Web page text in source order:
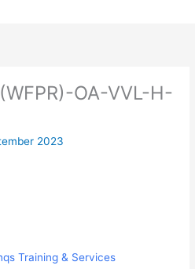
OA-VVL-H-
2023
Training & Services